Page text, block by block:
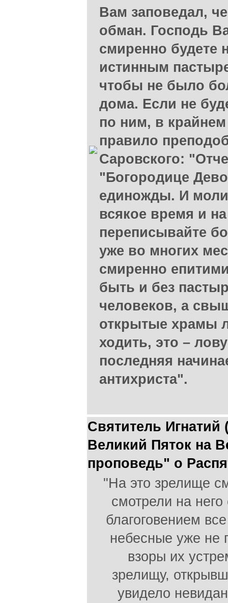
Вам заповедал,
обман. Господь
смиренно будете
истинным
чтобы не было
дома. Если не
по ним, в
правило
Саровского:
"Богородице
единожды. И
всякое время и
переписывайте
уже во многих
смиренно
быть и без
человеков, а
открытые храмы
ходить, это –
последняя
антихриста".
Святитель
Великий Пяток на
проповедь" о
"На это зрелище
смотрели на
благоговением
небесные уже не
взоры их
зрелищу,
увидело